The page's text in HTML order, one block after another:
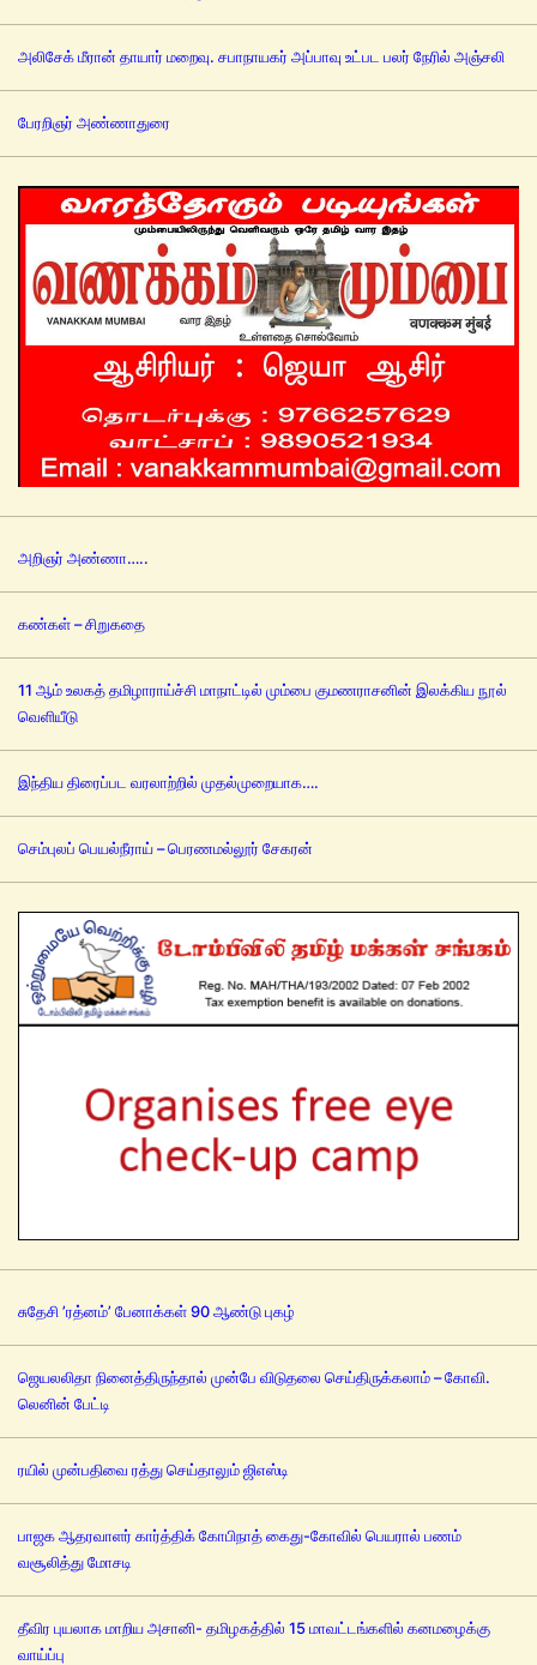
அலிசேக் மீரான் தாயார் மறைவு. சபாநாயகர் அப்பாவு உட்பட பலர் நேரில் அஞ்சலி
பேரறிஞர் அண்ணாதுரை
அறிஞர் அண்ணா…..
கண்கள் – சிறுகதை
11 ஆம் உலகத் தமிழாராய்ச்சி மாநாட்டில் மும்பை குமணராசனின் இலக்கிய நூல்
வெளியீடு
இந்திய திரைப்பட வரலாற்றில் முதல்முறையாக….
செம்புலப் பெயல்நீராய் – பெரணமல்லூர் சேகரன்
சுதேசி ’ரத்னம்’ பேனாக்கள் 90 ஆண்டு புகழ்
ஜெயலலிதா நினைத்திருந்தால் முன்பே விடுதலை செய்திருக்கலாம் – கோவி.
லெனின் பேட்டி
ரயில் முன்பதிவை ரத்து செய்தாலும் ஜிஎஸ்டி
பாஜக ஆதரவாளர் கார்த்திக் கோபிநாத் கைது-கோவில் பெயரால் பணம்
வசூலித்து மோசடி
தீவிர புயலாக மாறிய அசானி- தமிழகத்தில் 15 மாவட்டங்களில் கனமழைக்கு
வாய்ப்பு